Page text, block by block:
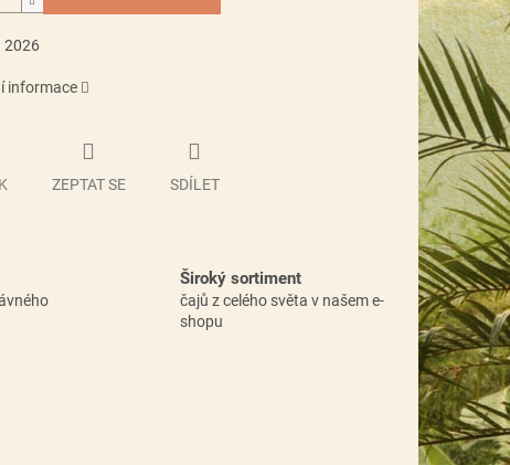
2026
informace
ZEPTAT SE SDÍLET
Široký sortiment
čajů z celého světa v našem e-
shopu